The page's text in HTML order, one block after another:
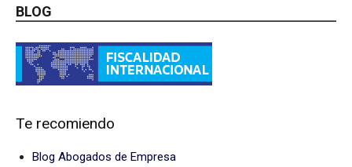
BLOG
Te recomiendo
Blog Abogados de Empresa